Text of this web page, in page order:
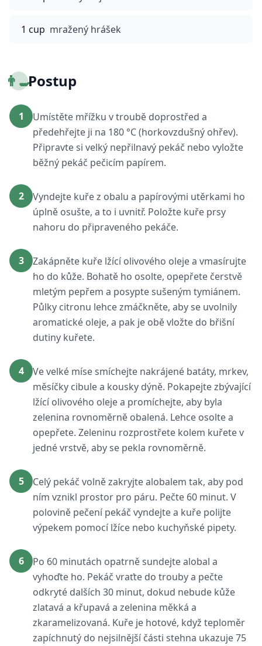
1 cup mražený hrášek
👨‍🍳Postup
1
Umístěte mřížku v troubě doprostřed a
předehřejte ji na 180 °C (horkovzdušný ohřev).
Připravte si velký nepřilnavý pekáč nebo vyložte
běžný pekáč pečicím papírem.
2
Vyndejte kuře z obalu a papírovými utěrkami ho
úplně osušte, a to i uvnitř. Položte kuře prsy
nahoru do připraveného pekáče.
3
Zakápněte kuře lžící olivového oleje a vmasírujte
ho do kůže. Bohatě ho osolte, opepřete čerstvě
mletým pepřem a posypte sušeným tymiánem.
Půlky citronu lehce zmáčkněte, aby se uvolnily
aromatické oleje, a pak je obě vložte do břišní
dutiny kuřete.
4
Ve velké míse smíchejte nakrájené batáty, mrkev,
měsíčky cibule a kousky dýně. Pokapejte zbývající
lžící olivového oleje a promíchejte, aby byla
zelenina rovnoměrně obalená. Lehce osolte a
opepřete. Zeleninu rozprostřete kolem kuřete v
jedné vrstvě, aby se pekla rovnoměrně.
5
Celý pekáč volně zakryjte alobalem tak, aby pod
ním vznikl prostor pro páru. Pečte 60 minut. V
polovině pečení pekáč vyndejte a kuře polijte
výpekem pomocí lžíce nebo kuchyňské pipety.
6
Po 60 minutách opatrně sundejte alobal a
vyhoďte ho. Pekáč vraťte do trouby a pečte
odkryté dalších 30 minut, dokud nebude kůže
zlatavá a křupavá a zelenina měkká a
zkaramelizovaná. Kuře je hotové, když teploměr
zapíchnutý do nejsilnější části stehna ukazuje 75